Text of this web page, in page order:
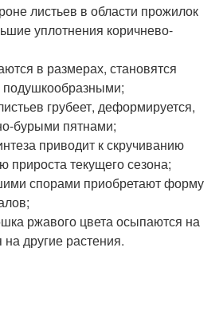
листьев в области прожилок
уплотнения коричнево-
в размерах, становятся
грубеет, деформируется,
бурыми пятнами;
приводит к скручиванию
прироста текущего сезона;
спорами приобретают форму
ржавого цвета осыпаются на
на другие растения.